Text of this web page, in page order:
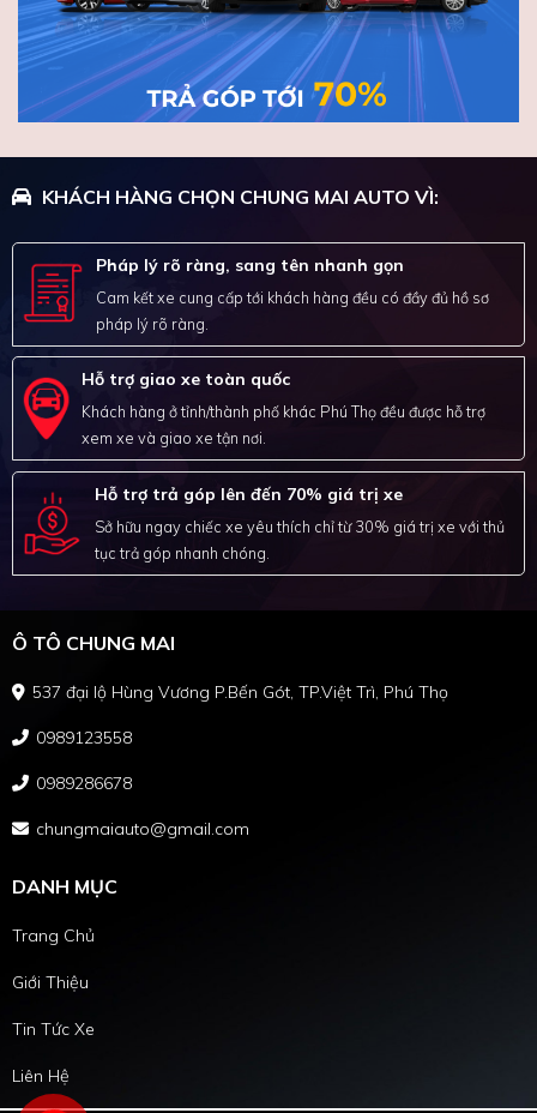
KHÁCH HÀNG CHỌN CHUNG MAI AUTO VÌ:
Pháp lý rõ ràng, sang tên nhanh gọn
Cam kết xe cung cấp tới khách hàng đều có đầy đủ hồ sơ
pháp lý rõ ràng.
Hỗ trợ giao xe toàn quốc
Khách hàng ở tỉnh/thành phố khác Phú Thọ đều được hỗ trợ
xem xe và giao xe tận nơi.
Hỗ trợ trả góp lên đến 70% giá trị xe
Sở hữu ngay chiếc xe yêu thích chỉ từ 30% giá trị xe với thủ
tục trả góp nhanh chóng.
Ô TÔ CHUNG MAI
537 đại lộ Hùng Vương P.Bến Gót, TP.Việt Trì, Phú Thọ
0989123558
0989286678
chungmaiauto@gmail.com
DANH MỤC
Trang Chủ
Giới Thiệu
Tin Tức Xe
Liên Hệ